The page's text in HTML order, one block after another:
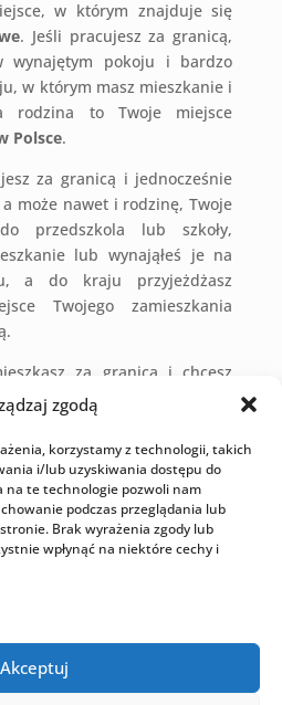
zgodą
korzystamy z technologii, takich
i/lub uzyskiwania dostępu do
na te technologie pozwoli nam
podczas przeglądania lub
Brak wyrażenia zgody lub
wpłynąć na niektóre cechy i
Akceptuj
w którym znajduje się
. Jeśli pracujesz za granicą,
wynajętym pokoju i bardzo
w którym masz mieszkanie i
rodzina to Twoje miejsce
Polsce.
za granicą i jednocześnie
może nawet i rodzinę, Twoje
przedszkola lub szkoły,
lub wynająłeś je na
a do kraju przyjeżdżasz
Twojego zamieszkania
za granicą i chcesz
w Polsce
nie będzie z tym żadnego
pozew w sądzie właściwym
miejsce zamieszkania
małżonek ma miejsce
względu na Twoje miejsce